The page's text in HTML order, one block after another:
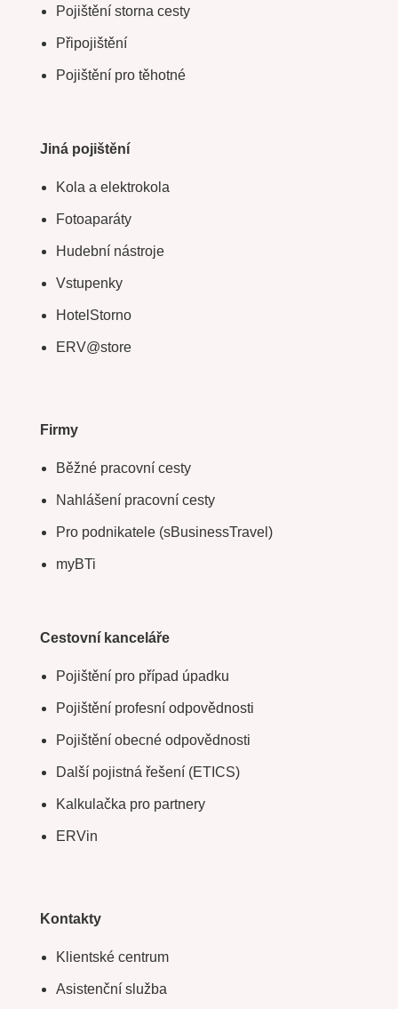
Pojištění storna cesty
Připojištění
Pojištění pro těhotné
Jiná pojištění
Kola a elektrokola
Fotoaparáty
Hudební nástroje
Vstupenky
HotelStorno
ERV@store
Firmy
Běžné pracovní cesty
Nahlášení pracovní cesty
Pro podnikatele (sBusinessTravel)
myBTi
Cestovní kanceláře
Pojištění pro případ úpadku
Pojištění profesní odpovědnosti
Pojištění obecné odpovědnosti
Další pojistná řešení (ETICS)
Kalkulačka pro partnery
ERVin
Kontakty
Klientské centrum
Asistenční služba